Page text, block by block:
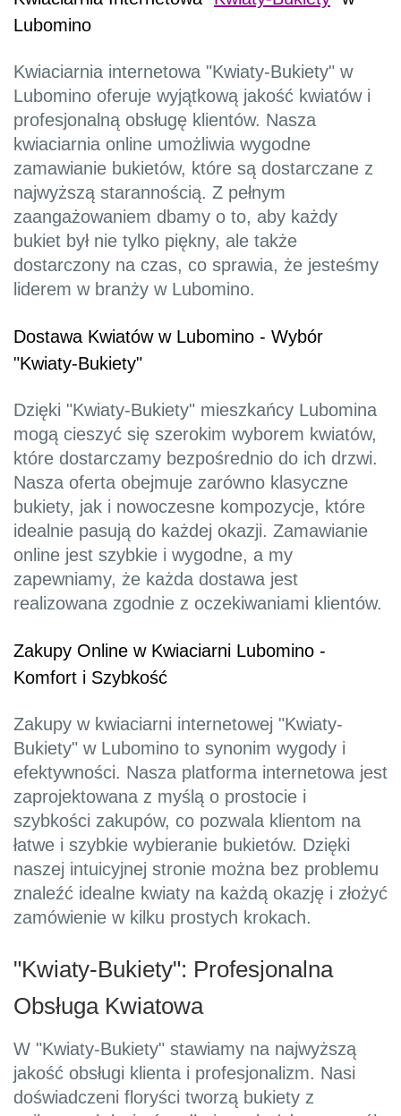
Lubomino
Kwiaciarnia internetowa "Kwiaty-Bukiety" w
Lubomino oferuje wyjątkową jakość kwiatów i
profesjonalną obsługę klientów. Nasza
kwiaciarnia online umożliwia wygodne
zamawianie bukietów, które są dostarczane z
najwyższą starannością. Z pełnym
zaangażowaniem dbamy o to, aby każdy
bukiet był nie tylko piękny, ale także
dostarczony na czas, co sprawia, że jesteśmy
liderem w branży w Lubomino.
Dostawa Kwiatów w Lubomino - Wybór
"Kwiaty-Bukiety"
Dzięki "Kwiaty-Bukiety" mieszkańcy Lubomina
mogą cieszyć się szerokim wyborem kwiatów,
które dostarczamy bezpośrednio do ich drzwi.
Nasza oferta obejmuje zarówno klasyczne
bukiety, jak i nowoczesne kompozycje, które
idealnie pasują do każdej okazji. Zamawianie
online jest szybkie i wygodne, a my
zapewniamy, że każda dostawa jest
realizowana zgodnie z oczekiwaniami klientów.
Zakupy Online w Kwiaciarni Lubomino -
Komfort i Szybkość
Zakupy w kwiaciarni internetowej "Kwiaty-
Bukiety" w Lubomino to synonim wygody i
efektywności. Nasza platforma internetowa jest
zaprojektowana z myślą o prostocie i
szybkości zakupów, co pozwala klientom na
łatwe i szybkie wybieranie bukietów. Dzięki
naszej intuicyjnej stronie można bez problemu
znaleźć idealne kwiaty na każdą okazję i złożyć
zamówienie w kilku prostych krokach.
"Kwiaty-Bukiety": Profesjonalna
Obsługa Kwiatowa
W "Kwiaty-Bukiety" stawiamy na najwyższą
jakość obsługi klienta i profesjonalizm. Nasi
doświadczeni floryści tworzą bukiety z